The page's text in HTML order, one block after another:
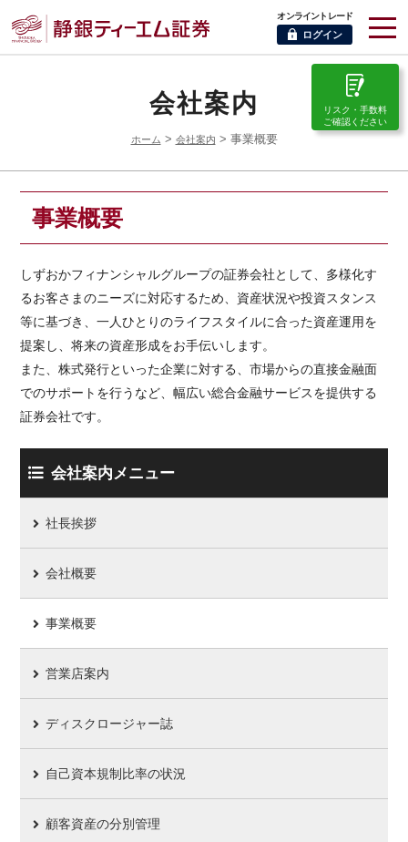
オンライントレード
ログイン
リスク・手数料
ご確認ください
会社案内
ホーム > 会社案内 > 事業概要
事業概要
しずおかフィナンシャルグループの証券会社として、多様化す
るお客さまのニーズに対応するため、資産状況や投資スタンス
等に基づき、一人ひとりのライフスタイルに合った資産運用を
提案し、将来の資産形成をお手伝いします。
また、株式発行といった企業に対する、市場からの直接金融面
でのサポートを行うなど、幅広い総合金融サービスを提供する
証券会社です。
会社案内メニュー
社長挨拶
会社概要
事業概要
営業店案内
ディスクロージャー誌
自己資本規制比率の状況
顧客資産の分別管理